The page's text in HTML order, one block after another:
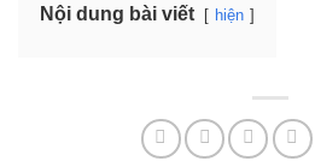
Nội dung bài viết hiện